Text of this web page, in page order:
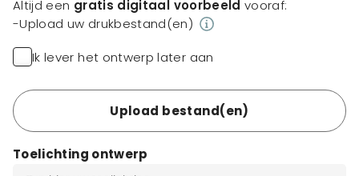
Altijd een gratis digitaal voorbeeld vooraf:
-Upload uw drukbestand(en)
Ik lever het ontwerp later aan
Upload bestand(en)
Toelichting ontwerp